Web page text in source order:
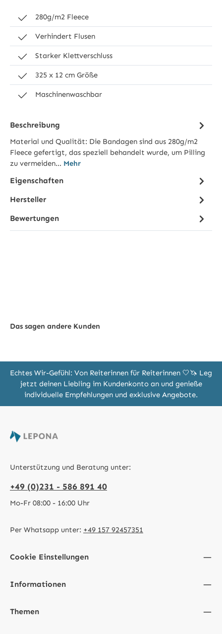
280g/m2 Fleece
Verhindert Flusen
Starker Klettverschluss
325 x 12 cm Größe
Maschinenwaschbar
Beschreibung
Material und Qualität: Die Bandagen sind aus 280g/m2
Fleece gefertigt, das speziell behandelt wurde, um Pilling
zu vermeiden… Mehr
Eigenschaften
Hersteller
Bewertungen
Das sagen andere Kunden
Echtes Wir-Gefühl: Von Reiterinnen für Reiterinnen 🤍🦄 Leg
jetzt deinen Liebling im Kundenkonto an und genieße
individuelle Empfehlungen und exklusive Angebote.
Unterstützung und Beratung unter:
+49 (0)231 - 586 891 40
Mo-Fr 08:00 - 16:00 Uhr
Per Whatsapp unter: +49 157 92457351
Cookie Einstellungen
Informationen
Themen